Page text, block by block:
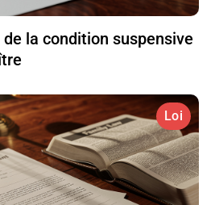
la condition suspensive
Loi